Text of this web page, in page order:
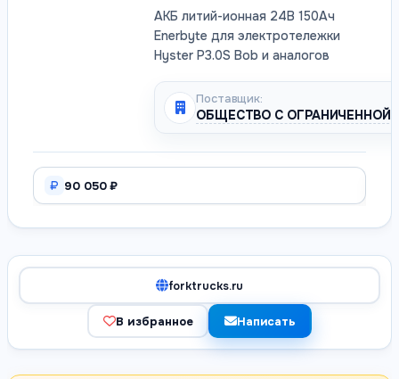
АКБ литий-ионная 24В 150Ач
Enerbyte для электротележки
Hyster P3.0S Bob и аналогов
Поставщик:
ОБЩЕСТВО С ОГРАНИЧЕННОЙ
90 050 ₽
forktrucks.ru
В избранное Написать